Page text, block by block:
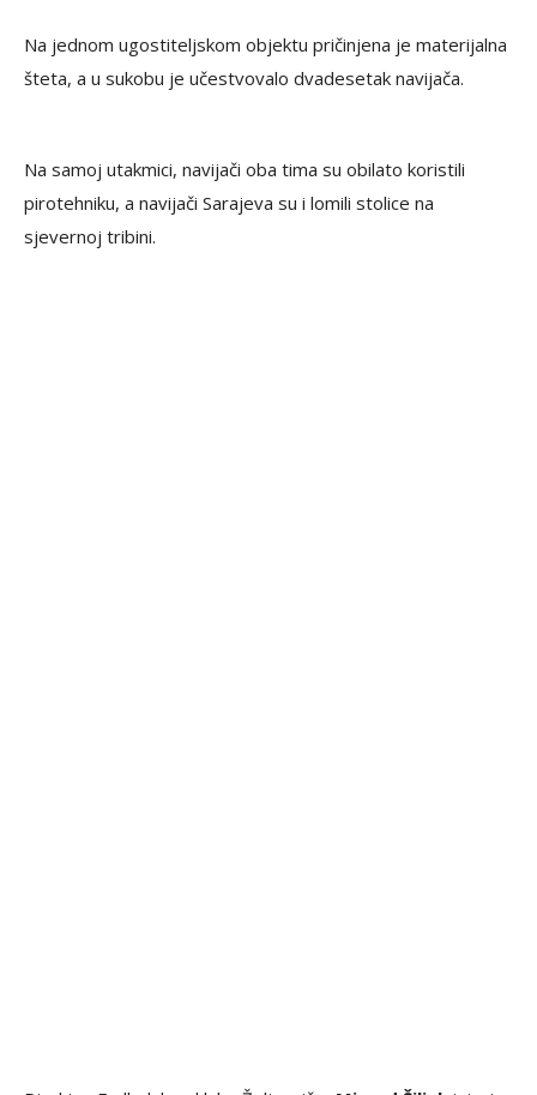
Na jednom ugostiteljskom objektu pričinjena je materijalna
šteta, a u sukobu je učestvovalo dvadesetak navijača.
Na samoj utakmici, navijači oba tima su obilato koristili
pirotehniku, a navijači Sarajeva su i lomili stolice na
sjevernoj tribini.